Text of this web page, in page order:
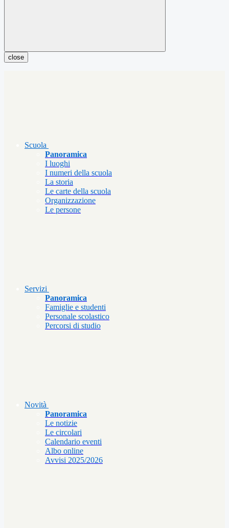
close
Scuola
Panoramica
I luoghi
I numeri della scuola
La storia
Le carte della scuola
Organizzazione
Le persone
Servizi
Panoramica
Famiglie e studenti
Personale scolastico
Percorsi di studio
Novità
Panoramica
Le notizie
Le circolari
Calendario eventi
Albo online
Avvisi 2025/2026